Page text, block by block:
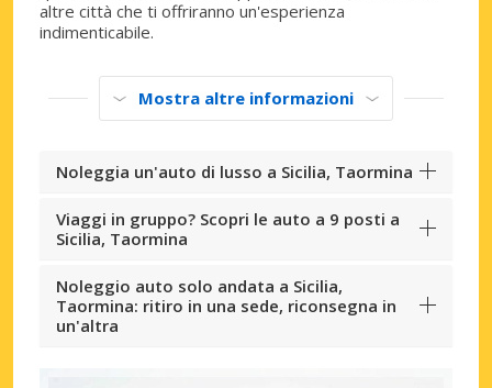
altre città che ti offriranno un'esperienza
indimenticabile.
Mostra altre informazioni
Noleggia un'auto di lusso a Sicilia, Taormina
Viaggi in gruppo? Scopri le auto a 9 posti a
Sicilia, Taormina
Noleggio auto solo andata a Sicilia,
Taormina: ritiro in una sede, riconsegna in
un'altra